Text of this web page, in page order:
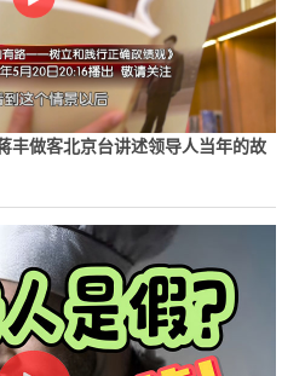
做客北京台讲述领导人当年的故